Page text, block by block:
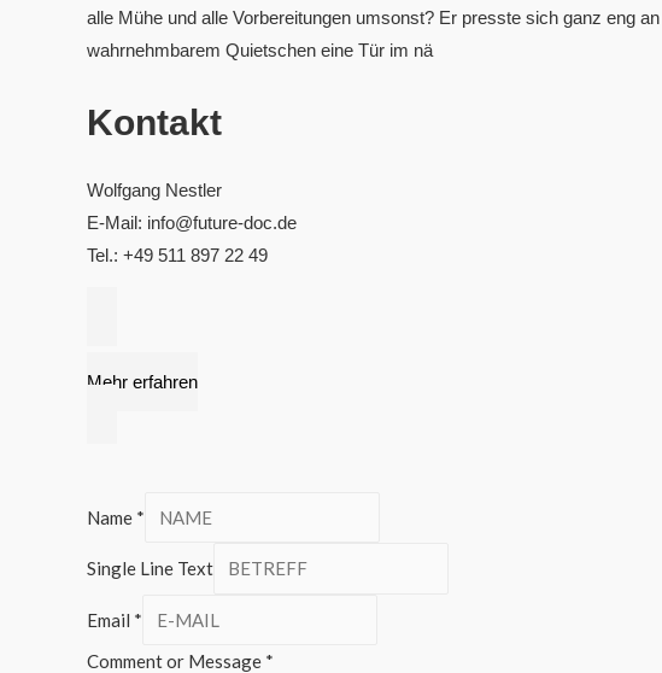
alle Mühe und alle Vorbereitungen umsonst? Er presste sich ganz eng
wahrnehmbarem Quietschen eine Tür im nä
Kontakt
Wolfgang Nestler
E-Mail: info@future-doc.de
Tel.: +49 511 897 22 49
Mehr erfahren
Name *
Single Line Text
Email *
Comment or Message *